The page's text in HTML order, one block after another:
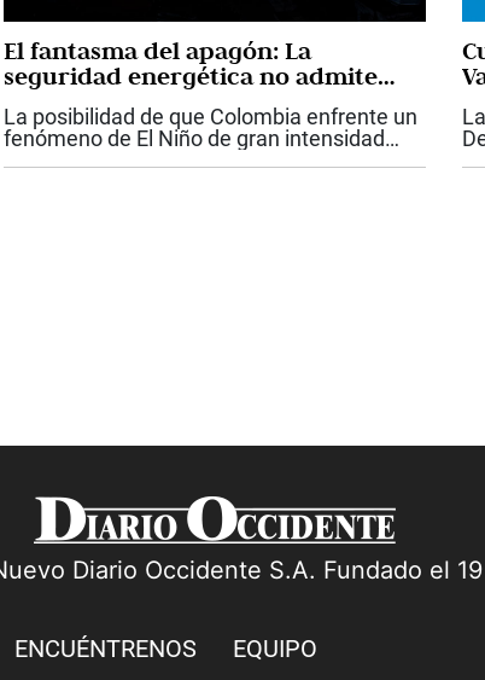
El fantasma del apagón: La
seguridad energética no admite
más improvisación
La posibilidad de que Colombia enfrente un
fenómeno de El Niño de gran intensidad
vuelve a poner sobre la mesa una discusión
Diario Occidente S.A. Fundado el
ENCUÉNTRENOS EQUIPO